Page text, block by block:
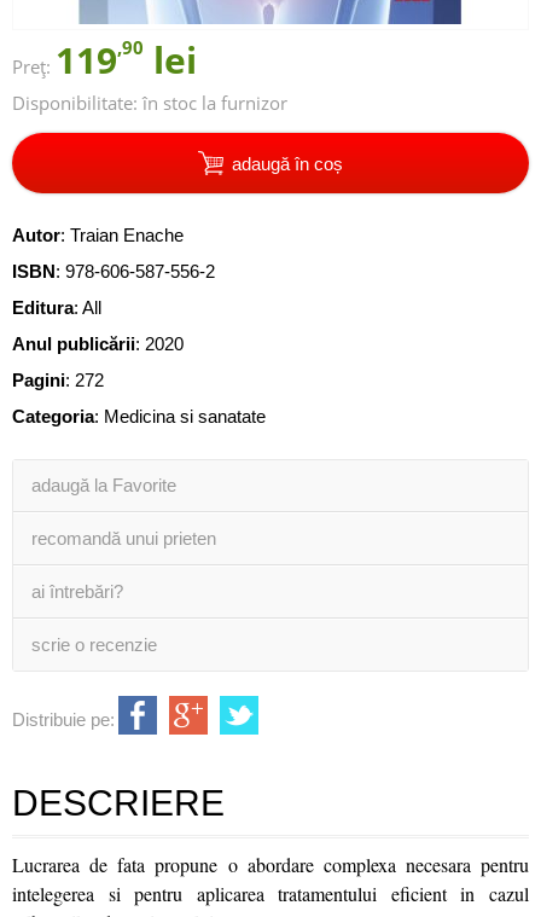
Preț: 119,90 lei
Disponibilitate: în stoc la furnizor
adaugă în coș
Autor: Traian Enache
ISBN: 978-606-587-556-2
Editura: All
Anul publicării: 2020
Pagini: 272
Categoria: Medicina si sanatate
adaugă la Favorite
recomandă unui prieten
ai întrebări?
scrie o recenzie
Distribuie pe:
DESCRIERE
Lucrarea de fata propune o abordare complexa necesara pentru
intelegerea si pentru aplicarea tratamentului eficient in cazul